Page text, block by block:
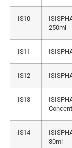
IS10
250ml
IS11
IS12
IS13
IS14
30ml